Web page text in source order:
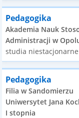
Pedagogika
Akademia Nauk
Administracji w
studia
Pedagogika
Filia w Sandomierzu
Uniwersytet Jana
I stopnia